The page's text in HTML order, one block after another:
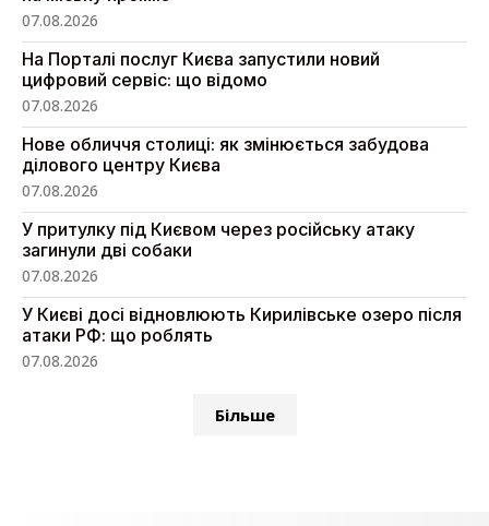
07.08.2026
На Порталі послуг Києва запустили новий
цифровий сервіс: що відомо
07.08.2026
Нове обличчя столиці: як змінюється забудова
ділового центру Києва
07.08.2026
У притулку під Києвом через російську атаку
загинули дві собаки
07.08.2026
У Києві досі відновлюють Кирилівське озеро після
атаки РФ: що роблять
07.08.2026
Більше